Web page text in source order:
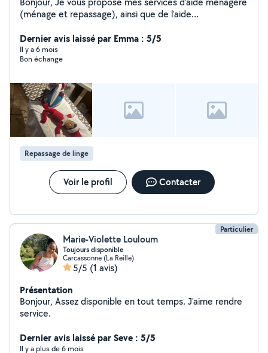
(ménage et repassage), ainsi que de l'aide
Disponible du lundi au vendredi de 9h à 17h. Belle
journée, à bientôt !
Dernier avis laissé par Emma : 5/5
Il y a 6 mois
Bon échange
Repassage de linge
Voir le profil Contacter
Particulier
Marie-Violette Louloum
Toujours disponible
Carcassonne (La Reille)
5/5 (1 avis)
Présentation
Bonjour, Assez disponible en tout temps. J'aime rendre
service.
Dernier avis laissé par Seve : 5/5
Il y a plus de 6 mois